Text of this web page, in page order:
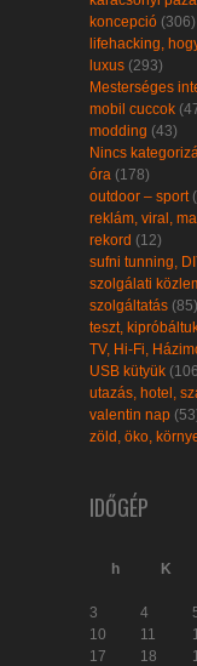
koncepció (306)
lifehacking,
luxus (293)
Mesterséges
mobil cuccok
modding (43)
Nincs
óra (178)
outdoor – sport
reklám, viral,
rekord (12)
sufni tunning,
szolgálati
szolgáltatás (85)
teszt,
TV, Hi-Fi,
USB kütyük
utazás, hotel,
valentin nap
zöld, öko,
IDŐGÉP
h
K
3
4
10
11
17
18